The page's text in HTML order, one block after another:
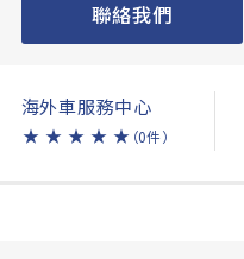
聯絡我們
海外車服務中心
★ ★ ★ ★ ★ （0件）